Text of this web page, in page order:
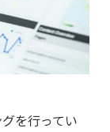
を行ってい